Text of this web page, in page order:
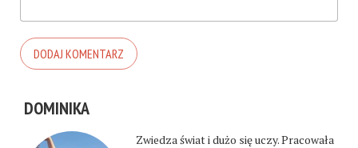
DOMINIKA
Zwiedza świat i dużo się uczy. Pracowała